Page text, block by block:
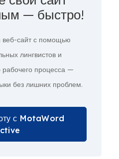
— быстро!
веб-сайт с помощью
лингвистов и
процесса —
без лишних проблем.
с MotaWord